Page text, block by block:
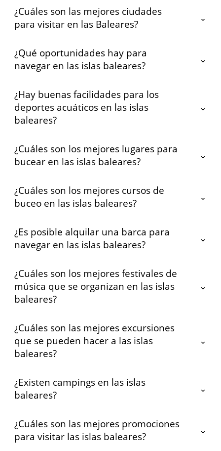
¿Cuáles son las mejores ciudades
para visitar en las Baleares?
¿Qué oportunidades hay para
navegar en las islas baleares?
¿Hay buenas facilidades para los
deportes acuáticos en las islas
baleares?
¿Cuáles son los mejores lugares para
bucear en las islas baleares?
¿Cuáles son los mejores cursos de
buceo en las islas baleares?
¿Es posible alquilar una barca para
navegar en las islas baleares?
¿Cuáles son los mejores festivales de
música que se organizan en las islas
baleares?
¿Cuáles son las mejores excursiones
que se pueden hacer a las islas
baleares?
¿Existen campings en las islas
baleares?
¿Cuáles son las mejores promociones
para visitar las islas baleares?